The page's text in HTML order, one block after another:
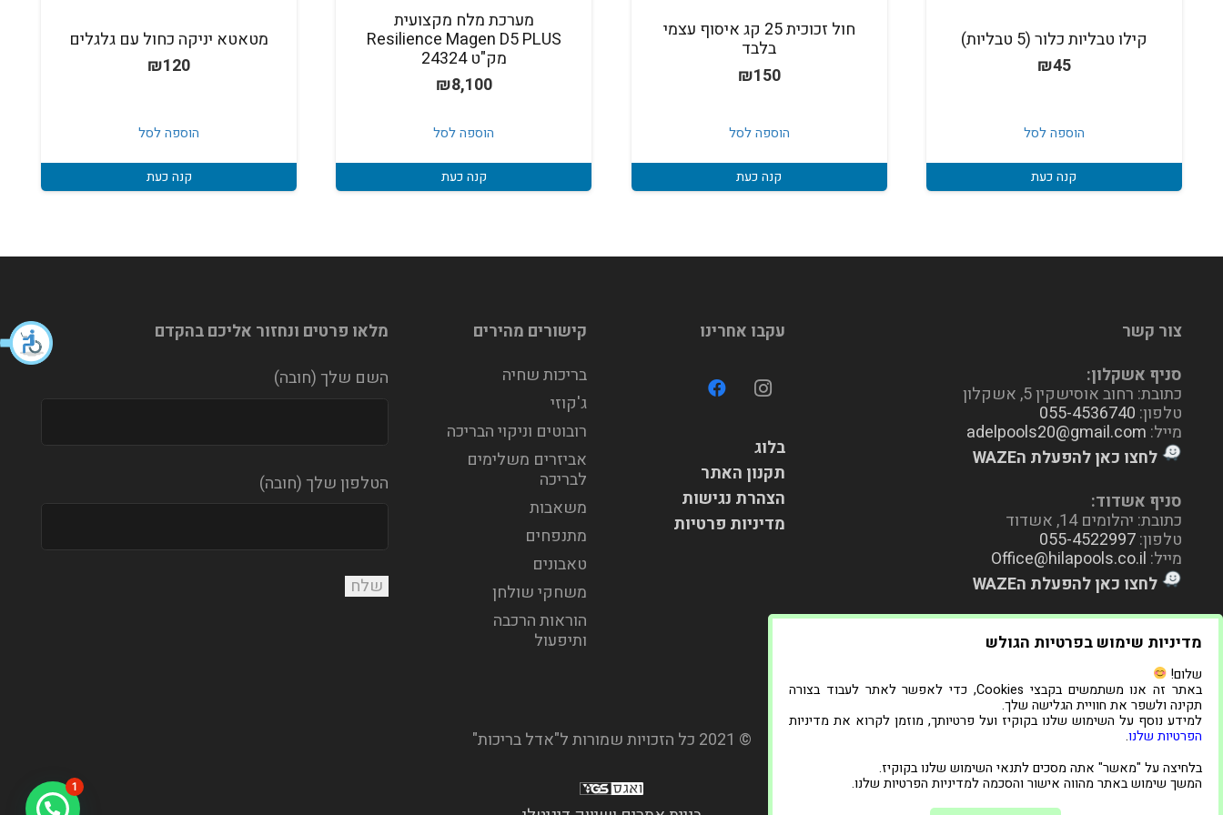
מדיניות שימוש בפרטיות הגולש
שלום!
באתר זה אנו משתמשים בקבצי Cookies, כדי לאפשר לאתר לעבוד בצורה
תקינה ולשפר את חוויית הגלישה שלך.
למידע נוסף על השימוש שלנו בקוקיז ועל פרטיותך, מוזמן לקרוא את מדיניות
הפרטיות שלנו.
בלחיצה על "מאשר" אתה מסכים לתנאי השימוש שלנו בקוקיז.
המשך שימוש באתר מהווה אישור והסכמה למדיניות הפרטיות שלנו.
קילו טבליות כלור (5 טבליות)
₪45
הוספה לסל
קנה כעת
חול זכוכית 25 קג איסוף עצמי
בלבד
₪150
הוספה לסל
קנה כעת
מערכת מלח מקצועית
Resilience Magen D5 PLUS
מק"ט 24324
₪8,100
הוספה לסל
קנה כעת
מטאטא יניקה כחול עם גלגלים
₪120
הוספה לסל
קנה כעת
צור קשר
סניף אשקלון:
כתובת: רחוב אוסישקין 5, אשקלון
טלפון: 055-4536740
מייל: adelpools20@gmail.com
לחצו כאן להפעלת הWAZE
סניף אשדוד:
כתובת: יהלומים 14, אשדוד
טלפון:055-4522997
מייל: Office@hilapools.co.il
לחצו כאן להפעלת הWAZE
עקבו אחרינו
בלוג
תקנון האתר
הצהרת נגישות
מדיניות פרטיות
קישורים מהירים
בריכות שחיה
ג'קוזי
רובוטים וניקוי הבריכה
אביזרים משלימים
לבריכה
משאבות
מתנפחים
טאבונים
משחקי שולחן
הוראות הרכבה
ותיפעול
מלאו פרטים ונחזור אליכם בהקדם
השם שלך (חובה)
הטלפון שלך (חובה)
© 2021 כל הזכויות שמורות ל"אדל בריכות"
1